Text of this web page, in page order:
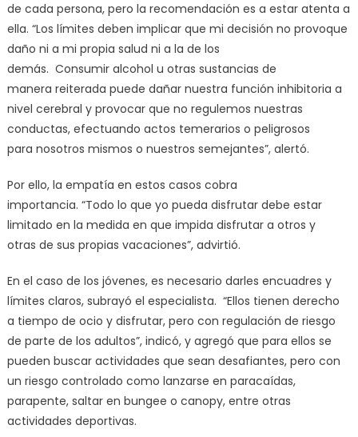
de cada persona, pero la recomendación es a estar atenta a
ella. “Los límites deben implicar que mi decisión no provoque
daño ni a mi propia salud ni a la de los
demás. Consumir alcohol u otras sustancias de
manera reiterada puede dañar nuestra función inhibitoria a
nivel cerebral y provocar que no regulemos nuestras
conductas, efectuando actos temerarios o peligrosos
para nosotros mismos o nuestros semejantes”, alertó.
Por ello, la empatía en estos casos cobra
importancia. “Todo lo que yo pueda disfrutar debe estar
limitado en la medida en que impida disfrutar a otros y
otras de sus propias vacaciones”, advirtió.
En el caso de los jóvenes, es necesario darles encuadres y
límites claros, subrayó el especialista. “Ellos tienen derecho
a tiempo de ocio y disfrutar, pero con regulación de riesgo
de parte de los adultos”, indicó, y agregó que para ellos se
pueden buscar actividades que sean desafiantes, pero con
un riesgo controlado como lanzarse en paracaídas,
parapente, saltar en bungee o canopy, entre otras
actividades deportivas.